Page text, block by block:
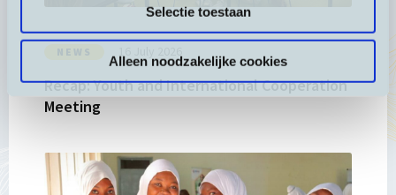
Selectie toestaan
Alleen noodzakelijke cookies
NEWS
Recap: Youth and International Cooperation
Meeting
Read
more